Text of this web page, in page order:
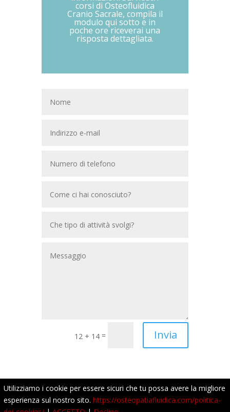
corsi di Osteofluidica
Cranio Sacrale, compila il
modulo qui sotto e in
poche ore riceverai una
risposta dettagliata.
12 + 14 = Invia
Utilizziamo i cookie per essere sicuri che tu possa avere la migliore
esperienza sul nostro sito. https://osteopatiafluidica.com/politica-